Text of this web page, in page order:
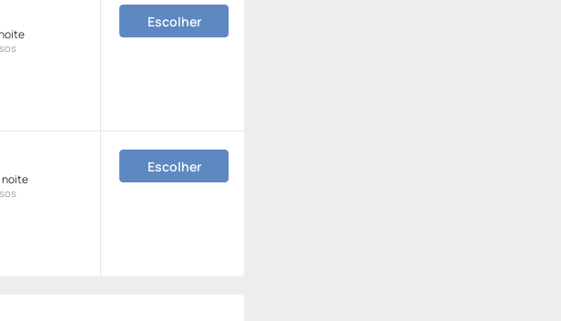
Escolher
noite
Escolher